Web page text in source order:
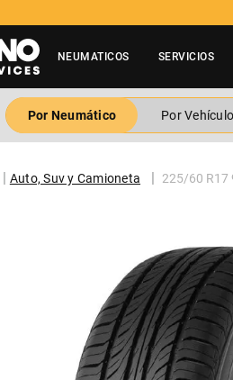
NEUMATICOS SERVICIOS
Por Neumático Por
Auto, Suv y Camioneta 225/60 R17